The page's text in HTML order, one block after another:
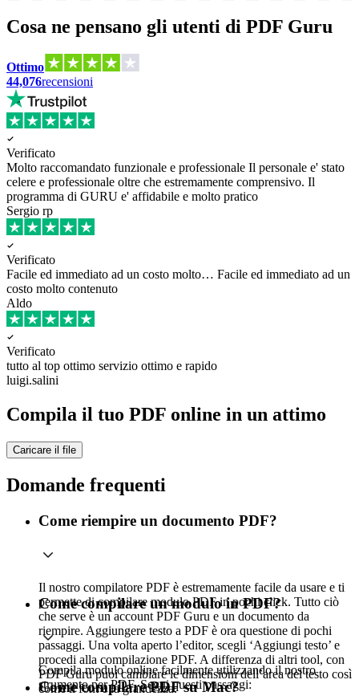
Cosa ne pensano gli utenti di PDF Guru
Ottimo
44,076recensioni
Verificato
Molto raccomandato funzionale e professionale Il personale e' stato
celere e professionale oltre che estremamente comprensivo. Il
programma di GURU e' affidabile e molto pratico
Sergio rp
Verificato
Facile ed immediato ad un costo molto… Facile ed immediato ad un
costo molto contenuto
Aldo
Verificato
tutto al top ottimo servizio ottimo e rapido
luigi.salini
Compila il tuo PDF online in un attimo
Caricare il file
Domande frequenti
Come riempire un documento PDF?
Il nostro compilatore PDF è estremamente facile da usare e ti
permette di compilare modulo PDF in pochi click. Tutto ciò
che serve è un account PDF Guru e un documento da
riempire. Aggiungere testo a PDF è ora questione di pochi
passaggi. Una volta aperto l’editor, scegli ‘Aggiungi testo’ e
procedi alla compilazione PDF. A differenza di altri tool, con
PDF Guru puoi cambiare le dimensioni dell’area del testo così
come il font e la grandezza.
Come compilare un modulo in PDF?
Compila modulo online facilmente utilizzando il nostro
strumento per PDF. Segui questi passaggi:
Come compilare PDF su Mac?